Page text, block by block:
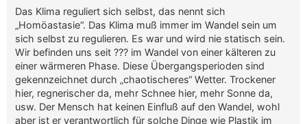
Das Klima reguliert sich selbst, das nennt sich
„Homöastasie“. Das Klima muß immer im Wandel sein um
sich selbst zu regulieren. Es war und wird nie statisch sein.
Wir befinden uns seit ??? im Wandel von einer kälteren zu
einer wärmeren Phase. Diese Übergangsperioden sind
gekennzeichnet durch „chaotischeres“ Wetter. Trockener
hier, regnerischer da, mehr Schnee hier, mehr Sonne da,
usw. Der Mensch hat keinen Einfluß auf den Wandel, wohl
aber ist er verantwortlich für solche Dinge wie Plastik im